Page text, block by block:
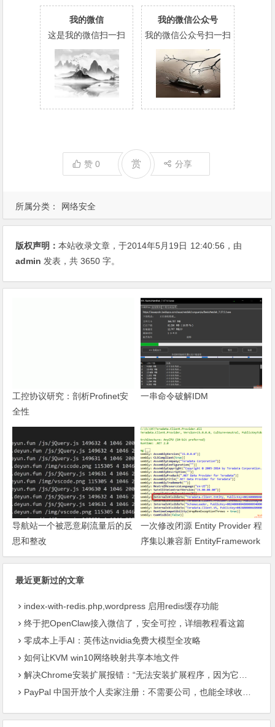
所属分类： 网络安全
我的微信
这是我的微信扫一扫
我的微信公众号
我的微信公众号扫一扫
赞0 赏 分享
版权声明：本站收录文章，于2014年5月19日 12:40:56 ，由
admin 发表，共 3650 字。
工控协议研究：剖析Profinet安
全性
一串命令破解IDM
导航站一个被恶意刷流量后的反
思和整改
一次修改闭源 Entity Provider 程
序集以兼容新 EntityFramework
的过程
最近更新过的文章
index-with-redis.php,wordpress 启用redis缓存功能
终于把OpenClaw接入微信了，安全可控，详细教程看这篇
零成本上手AI：英伟达nvidia免费大模型全攻略
如何让KVM win10网络映射共享本地文件
解决Chrome安装扩展报错：“无法安装扩展程序，因为它使用了不受支持的清单版本“
PayPal 中国开放个人卖家注册：不需要公司，也能全球收款了